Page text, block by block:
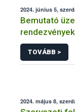
2024. június 5,
Bemutató
rendezvények
TOVÁBB >
2024. május 8,